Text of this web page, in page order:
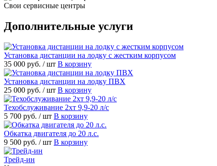
Свои сервисные центры
Дополнительные услуги
Установка дистанции на лодку с жестким корпусом
35 000 руб. / шт В корзину
Установка дистанции на лодку ПВХ
25 000 руб. / шт В корзину
Техобслуживание 2хт 9,9-20 л/с
5 700 руб. / шт В корзину
Обкатка двигателя до 20 л.с.
9 500 руб. / шт В корзину
Трейд-ин